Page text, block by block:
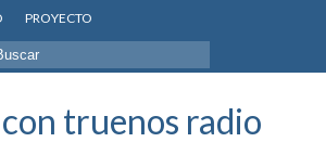
PROYECTO
truenos radio